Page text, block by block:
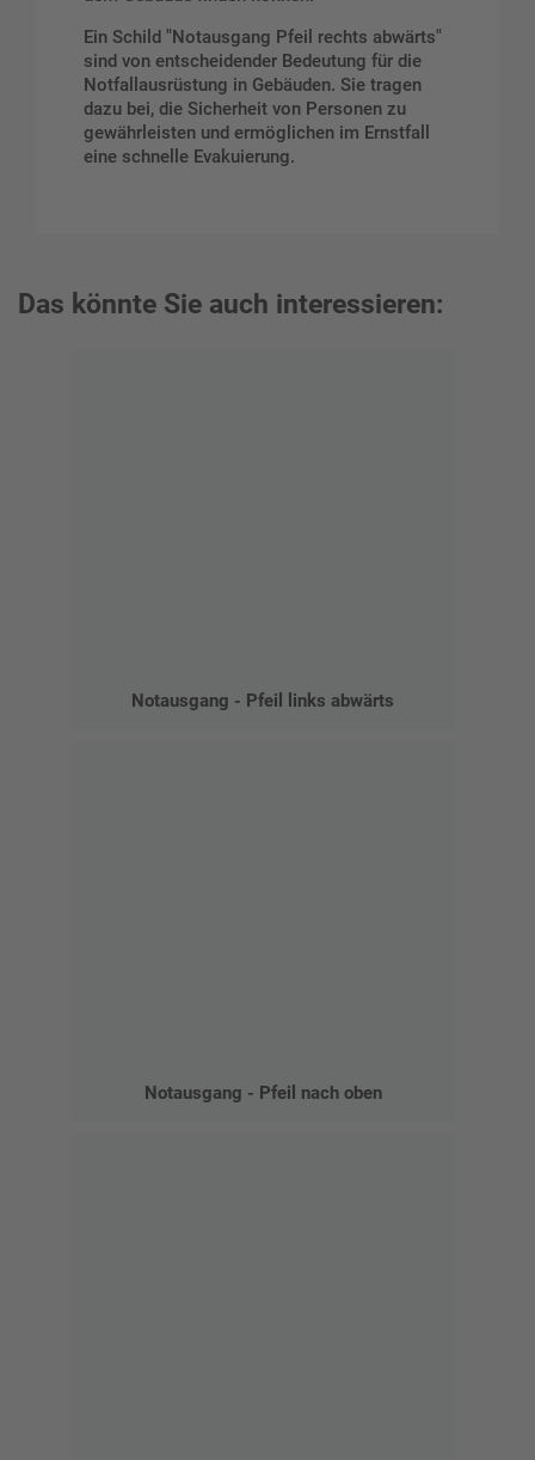
Ein Schild "Notausgang Pfeil rechts abwärts"
sind von entscheidender Bedeutung für die
Notfallausrüstung in Gebäuden. Sie tragen
dazu bei, die Sicherheit von Personen zu
gewährleisten und ermöglichen im Ernstfall
eine schnelle Evakuierung.
Das könnte Sie auch interessieren:
Notausgang - Pfeil links abwärts
Notausgang - Pfeil nach oben